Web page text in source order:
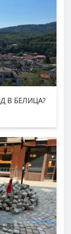
В БЕЛИЦА?